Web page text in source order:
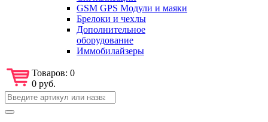
GSM GPS Модули и маяки
Брелоки и чехлы
Дополнительное
оборудование
Иммобилайзеры
Товаров: 0
0 руб.